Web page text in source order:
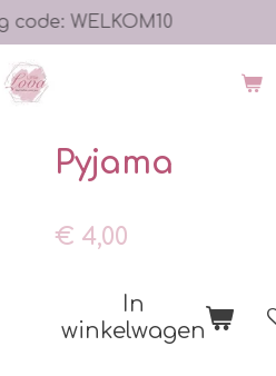
code: WELKOM10
Pyjama
€ 4,00
In
winkelwagen